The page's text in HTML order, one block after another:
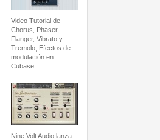
Video Tutorial de
Chorus, Phaser,
Flanger, Vibrato y
Tremolo; Efectos de
modulación en
Cubase.
Nine Volt Audio lanza